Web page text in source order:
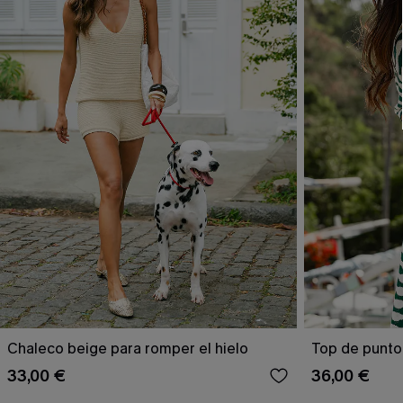
Chaleco beige para romper el hielo
33,00 €
Top de
36,00 €